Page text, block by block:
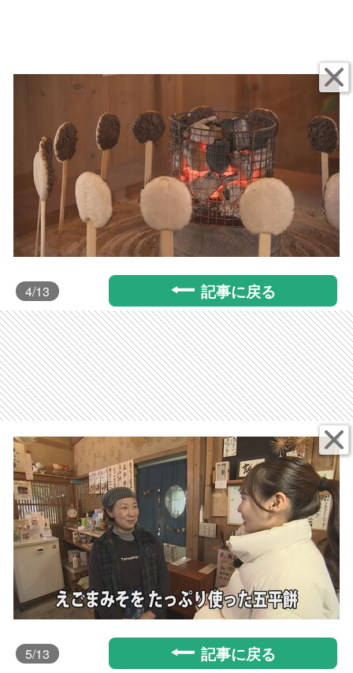
4/13 記事に戻る
5/13 記事に戻る